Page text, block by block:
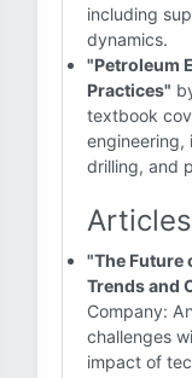
including
dynamics.
"Petroleum
Practices"
textbook
engineering,
drilling, and
Articles
"The Future
Trends and
Company:
challenges
impact of